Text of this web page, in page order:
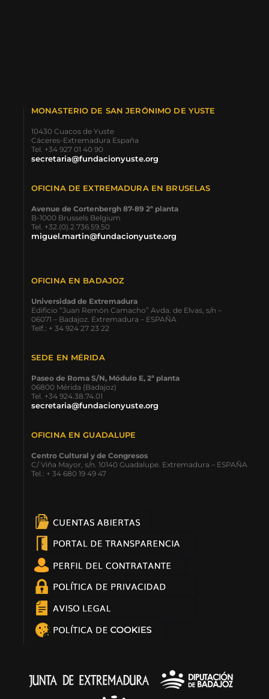
MONASTERIO DE SAN JERÓNIMO DE YUSTE
10430 Cuacos de Yuste
Cáceres-Extremadura España
Tel. +34 927 01 40 90
secretaria@fundacionyuste.org
OFICINA DE EXTREMADURA EN BRUSELAS
Avenue de Cortenbergh 87-89 2ª planta
B-1000 Brussels Belgium
Tel. +32.(0).2.736.59.50
miguel.martin@fundacionyuste.org
OFICINA EN BADAJOZ
Universidad de Extremadura
Edificio “Juan Remón Camacho” Avda. de Elvas, s/n –
06071 – Badajoz. Extremadura – ESPAÑA
Telf.: + 34 924 27 23 22
SEDE EN MÉRIDA
Paseo de Roma S/N, Módulo E, 2ª planta
06800 Mérida (Badajoz)
Tel. +34 924.38.74.01
secretaria@fundacionyuste.org
OFICINA EN GUADALUPE
Centro Cultural y de Congresos
C/ Viña Mayor, s/n. 10140 Guadalupe. Extremadura – ESPAÑA
Tel.: + 34 680 19 49 47